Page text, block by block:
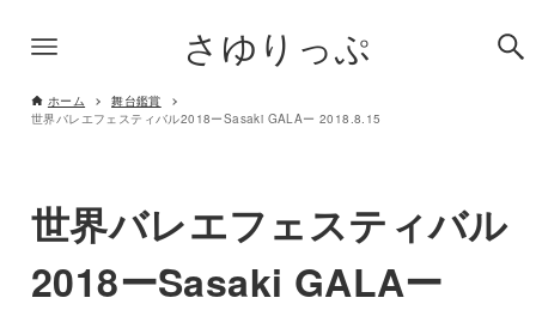
さゆりっぷ
ホーム
舞台鑑賞
世界バレエフェスティバル2018ーSasaki GALAー 2018.8.15
世界バレエフェスティバル
2018ーSasaki GALAー